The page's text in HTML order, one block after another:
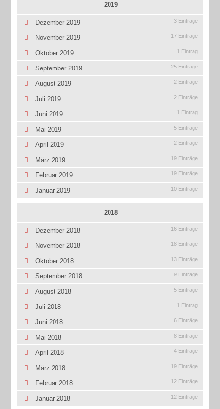
2019
Dezember 2019 3 Einträge
November 2019 17 Einträge
Oktober 2019 1 Eintrag
September 2019 25 Einträge
August 2019 2 Einträge
Juli 2019 2 Einträge
Juni 2019 1 Eintrag
Mai 2019 5 Einträge
April 2019 2 Einträge
März 2019 19 Einträge
Februar 2019 19 Einträge
Januar 2019 10 Einträge
2018
Dezember 2018 16 Einträge
November 2018 18 Einträge
Oktober 2018 13 Einträge
September 2018 9 Einträge
August 2018 5 Einträge
Juli 2018 1 Eintrag
Juni 2018 6 Einträge
Mai 2018 8 Einträge
April 2018 4 Einträge
März 2018 19 Einträge
Februar 2018 12 Einträge
Januar 2018 12 Einträge